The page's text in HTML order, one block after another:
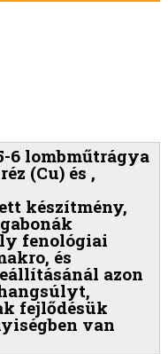
6 lombműtrágya
(Cu) és ,
készítmény,
fenológiai
és
azon
fejlődésük
van